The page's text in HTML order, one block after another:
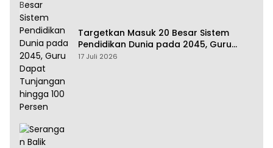
Targetkan Masuk 20 Besar Sistem
Pendidikan Dunia pada 2045, Guru
Dapat Tunjangan hingga 100 Persen
17 Juli 2026